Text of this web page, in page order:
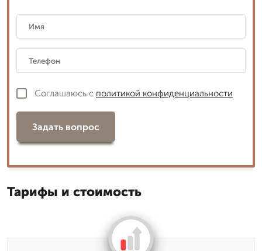
Соглашаюсь с политикой конфиденциальности
Задать вопрос
Тарифы и стоимость